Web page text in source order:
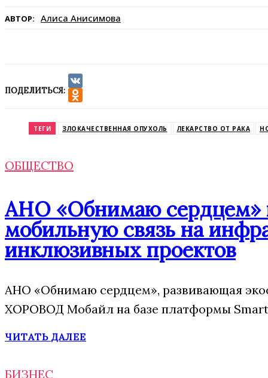
АВТОР: Алиса Анисимова
ПОДЕЛИТЬСЯ:
VK
ТЕГИ ЗЛОКАЧЕСТВЕННАЯ ОПУХОЛЬ ЛЕКАРСТВО ОТ РАКА
ОБЩЕСТВО
АНО «Обнимаю сердцем»
мобильную связь на
инклюзивных проектов
АНО «Обнимаю сердцем», развивающая
ХОРОВОД Мобайл на базе платформы Smart
ЧИТАТЬ ДАЛЕЕ
БИЗНЕС